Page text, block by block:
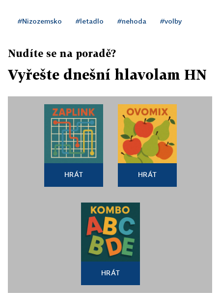
#Nizozemsko #letadlo #nehoda #volby
Nudíte se na poradě?
Vyřešte dnešní hlavolam HN
HRÁT HRÁT
HRÁT